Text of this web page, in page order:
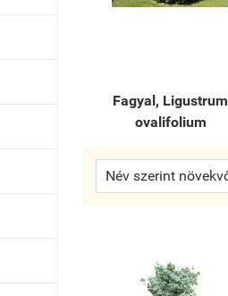
Fagyal, Ligustrum
ovalifolium